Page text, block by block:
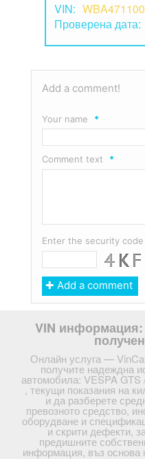
VIN:
Проверена дата:
Add a comment!
Your name *
Comment text *
Enter the security code
VIN информация:
Онлайн услуга —
получите надеждна
автомобила: VESPA
, текущи показания на
и да разберете
превозното средство,
оборудване и
и скрити дефекти,
предишните
информация, въз основа